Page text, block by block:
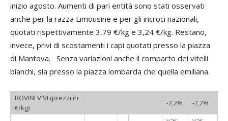
inizio agosto. Aumenti di pari entità sono stati osservati
anche per la razza Limousine e per gli incroci nazionali,
quotati rispettivamente 3,79 €/kg e 3,24 €/kg. Restano,
invece, privi di scostamenti i capi quotati presso la piazza
di Mantova. Senza variazioni anche il comparto dei vitelli
bianchi, sia presso la piazza lombarda che quella emiliana.
BOVINI VIVI (prezzi in
€/kg)
-2,2% -2,2%